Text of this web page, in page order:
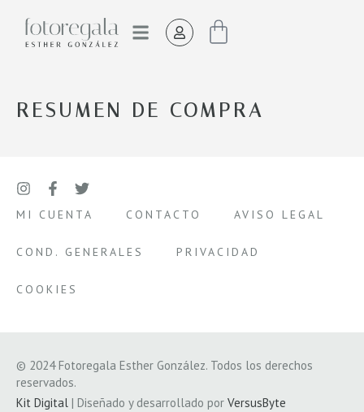
RESUMEN DE COMPRA
MI CUENTA CONTACTO AVISO LEGAL
COND. GENERALES PRIVACIDAD
COOKIES
© 2024 Fotoregala Esther González. Todos los derechos
reservados.
Kit Digital | Diseñado y desarrollado por VersusByte